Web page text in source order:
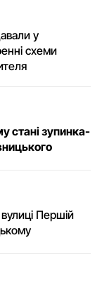
у
схеми
стані зупинка-
Першій